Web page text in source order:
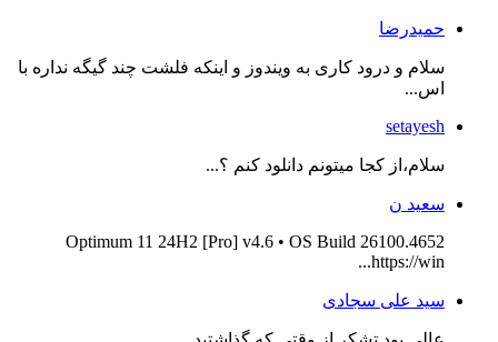
حمیدرضا
سلام و درود کاری به ویندوز و اینکه فلشت چند گیگه نداره با
اس...
setayesh
سلام،از کجا میتونم دانلود کنم ؟...
سعید ن
Optimum 11 24H2 [Pro] v4.6 • OS Build 26100.4652
https://win...
سید علی سجادی